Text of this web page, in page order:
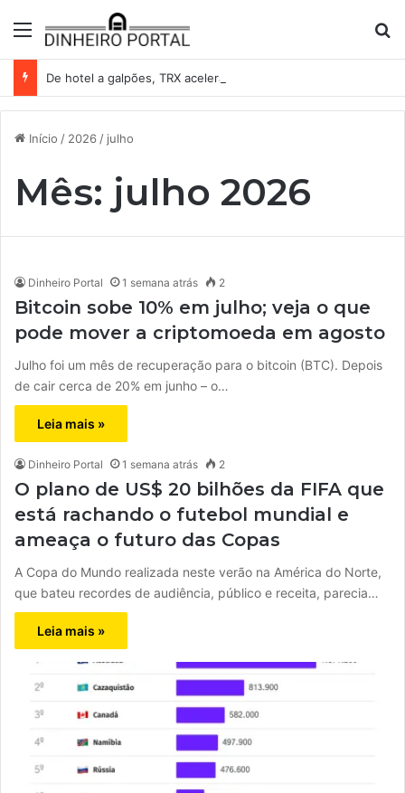
Menu
Início / 2026 / julho
Mês: julho 2026
Dinheiro Portal 1 semana atrás 2
Bitcoin sobe 10% em julho; veja o que
pode mover a criptomoeda em agosto
Julho foi um mês de recuperação para o bitcoin (BTC). Depois
de cair cerca de 20% em junho – o…
Leia mais »
Dinheiro Portal 1 semana atrás 2
O plano de US$ 20 bilhões da FIFA que
está rachando o futebol mundial e
ameaça o futuro das Copas
A Copa do Mundo realizada neste verão na América do Norte,
que bateu recordes de audiência, público e receita, parecia…
Leia mais »